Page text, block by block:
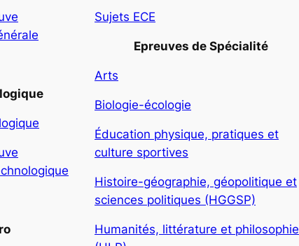
Sujets ECE
Epreuves de Spécialité
Arts
Biologie-écologie
Éducation physique, pratiques et
culture sportives
Histoire-géographie, géopolitique et
sciences politiques (HGGSP)
Humanités, littérature et philosophie